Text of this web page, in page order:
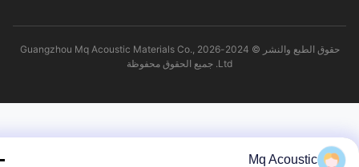
حقوق الطبع والنشر © 2024-2026 Guangzhou Mq Acoustic Materials Co.,
Mq Acoustic